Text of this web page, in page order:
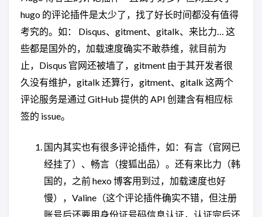
hugo 的评论插件是太少了，找了好长时间都没有值得
考究的。如： Disqus、gitment、gitalk、来比力… 这
些都是国外的，加载速度确实不敢恭维，就目前为
止，Disqus 官网还被墙了，gitment 由于其开发者很
久没有维护，gitalk 还算行，gitment、gitalk 这两个
评论服务是通过 GitHub 提供的 API 创建含有相应标
签的 issue。
国内其实也有很多评论插件，如：有言（官网已
经挂了）、畅言（搜狐出品）。还有来比力（韩
国的，之前 hexo 博客用到过，加载速度也好
慢），Valine（这个评论插件确实不错，但注册
账号后还要用身份证号码信息认证，认证完后还